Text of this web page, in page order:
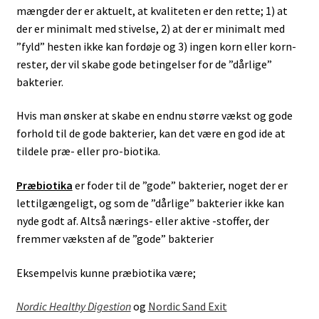
mængder der er aktuelt, at kvaliteten er den rette; 1) at
der er minimalt med stivelse, 2) at der er minimalt med
”fyld” hesten ikke kan fordøje og 3) ingen korn eller korn-
rester, der vil skabe gode betingelser for de ”dårlige”
bakterier.
Hvis man ønsker at skabe en endnu større vækst og gode
forhold til de gode bakterier, kan det være en god ide at
tildele præ- eller pro-biotika.
Præbiotika er foder til de ”gode” bakterier, noget der er
lettilgængeligt, og som de ”dårlige” bakterier ikke kan
nyde godt af. Altså nærings- eller aktive -stoffer, der
fremmer væksten af de ”gode” bakterier
Eksempelvis kunne præbiotika være;
Nordic HealthyDigestionog Nordic Sand Exit